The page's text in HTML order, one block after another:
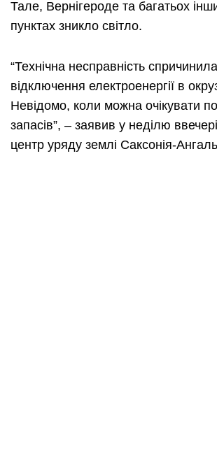
Тале, Вернігероде та багатьох
пунктах зникло світло.
“Технічна несправність
відключення електроенергії в
Невідомо, коли можна очікувати
запасів”, – заявив у неділю
центр уряду землі Саксонія-